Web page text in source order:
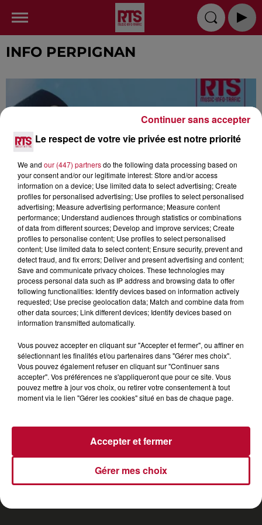
INFO PERPIGNAN
PODCAST DU 08/08/2026 - 08:03
RADIO INFOS PODCAST
TOP INDÉ CKOI CE TITRE ? SORTIR
Gestion des cookies Mentions Légales (CGU)
Le respect de votre vie privée est notre priorité
We and our (447) partnersdo the following data processing based on
your consent and/or our legitimate interest: Store and/or access
information on a device; Use limited data to select advertising; Create
profiles for personalised advertising; Use profiles to select personalised
advertising; Measure advertising performance; Measure content
performance; Understand audiences through statistics or combinations
of data from different sources; Develop and improve services; Create
profiles to personalise content; Use profiles to select personalised
content; Use limited data to select content; Ensure security, prevent and
detect fraud, and fix errors; Deliver and present advertising and content;
Save and communicate privacy choices. These technologies may
process personal data such as IP address and browsing data to offer
following functionalities: Identify devices based on information actively
requested; Use precise geolocation data; Match and combine data from
other data sources; Link different devices; Identify devices based on
information transmitted automatically.
Vous pouvez accepter en cliquant sur "Accepter et fermer", ou affiner en
sélectionnant les finalités et/ou partenaires dans "Gérer mes choix".
Vous pouvez également refuser en cliquant sur "Continuer sans
accepter". Vos préférences ne s'appliqueront que pour ce site. Vous
pouvez mettre à jour vos choix, ou retirer votre consentement à tout
moment via le lien "Gérer les cookies" situé en bas de chaque page.
Gérer mes choix
Accepter et fermer
Continuer sans accepter